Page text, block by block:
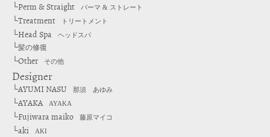
└Perm & Straight パーマ & ストレート
└Treatment トリートメント
└Head Spa ヘッドスパ
└髪の修復
└Other その他
Designer
└AYUMI NASU 那須 あゆみ
└AYAKA AYAKA
└Fujiwara maiko 藤原マイコ
└aki AKI